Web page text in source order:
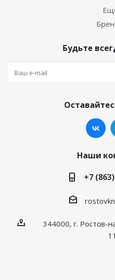
Будьте
Наши
+7
344000, г. Ростов-